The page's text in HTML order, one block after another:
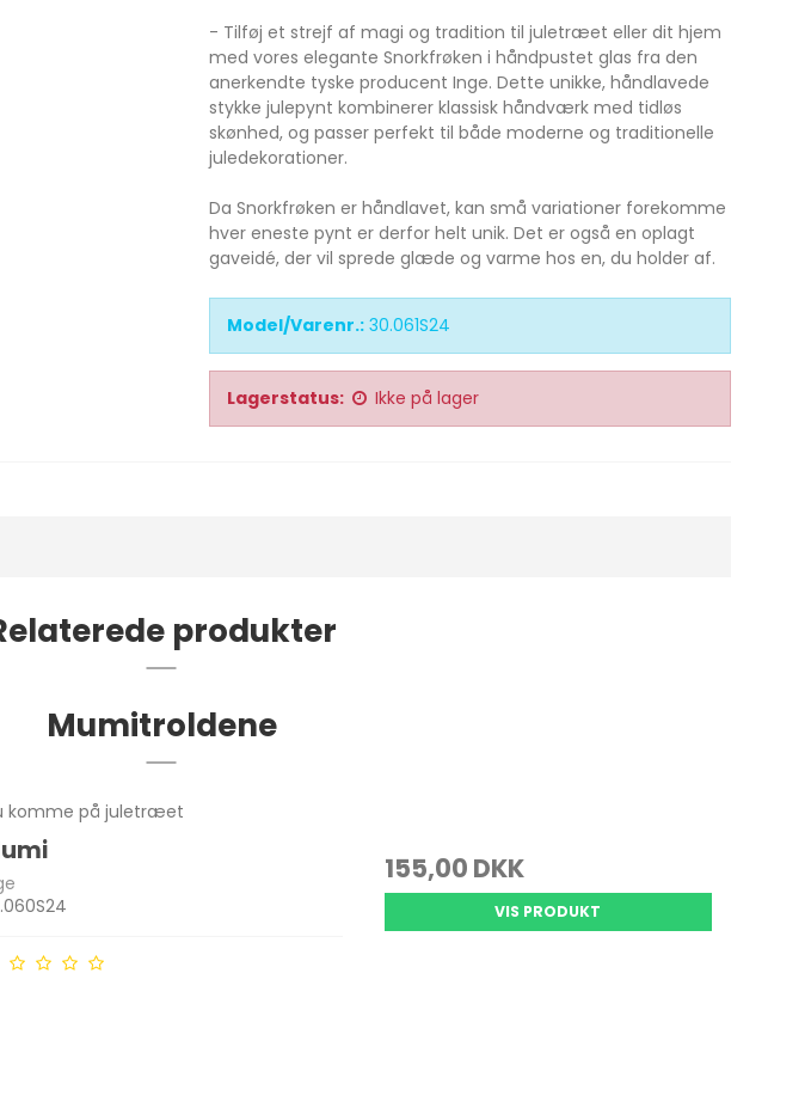
- Tilføj et strejf af magi og tradition til juletræet eller dit hjem
med vores elegante Snorkfrøken i håndpustet glas fra den
anerkendte tyske producent Inge. Dette unikke, håndlavede
stykke julepynt kombinerer klassisk håndværk med tidløs
skønhed, og passer perfekt til både moderne og traditionelle
juledekorationer.
Da Snorkfrøken er håndlavet, kan små variationer forekomme
hver eneste pynt er derfor helt unik. Det er også en oplagt
gaveidé, der vil sprede glæde og varme hos en, du holder af.
Model/Varenr.: 30.061S24
Lagerstatus: Ikke på lager
produkter
Mumitroldene
komme på juletræet
155,00 DKK
VIS PRODUKT